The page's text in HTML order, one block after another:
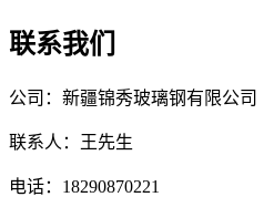
联系我们
公司：新疆锦秀玻璃钢有限公司
联系人：王先生
电话：18290870221